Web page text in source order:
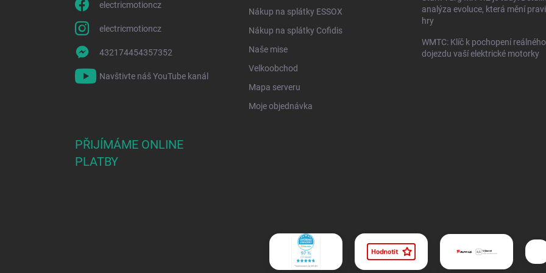
electricmotioncz
electricmotioncz
432174454357352
Navštivte náš YouTube kanál
Nákup na splátky ESSOX
Nákup na splátky Cofidis
Naše mise
Velkoobchod
Mapa serveru
Moje objednávka
analýza evoluce, která mění
hry
WMTC: Klíč k pochopení reálného
dojezdu vaší elektrické motorky
PŘIJÍMÁME ONLINE
PLATBY